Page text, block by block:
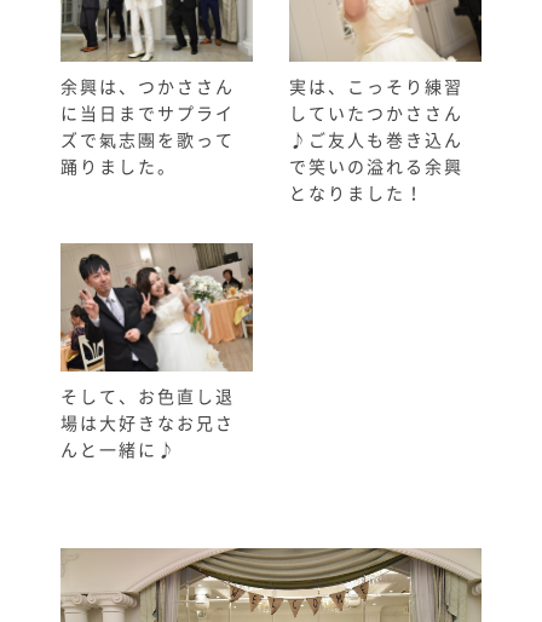
余興は、つかささん
に当日までサプライ
ズで氣志團を歌って
踊りました。
実は、こっそり練習
していたつかささん
♪ご友人も巻き込ん
で笑いの溢れる余興
となりました！
そして、お色直し退
場は大好きなお兄さ
んと一緒に♪